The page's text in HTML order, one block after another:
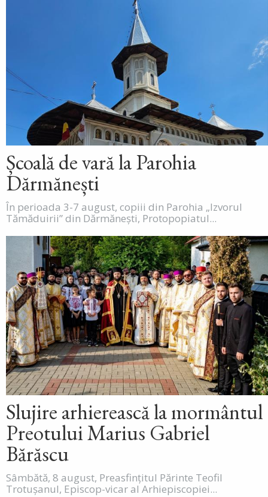
Școală de vară la Parohia
Dărmănești
În perioada 3-7 august, copiii din Parohia „Izvorul
Tămăduirii” din Dărmănești, Protopopiatul...
Slujire arhierească la mormântul
Preotului Marius Gabriel
Bărăscu
Sâmbătă, 8 august, Preasfințitul Părinte Teofil
Trotușanul, Episcop-vicar al Arhiepiscopiei...